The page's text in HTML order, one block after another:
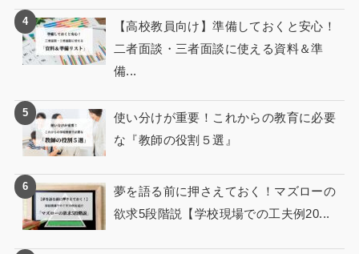
【高校教員向け】準備しておくと安心！
二者面談・三者面談に使える資料＆準
備...
使い分けが重要！これからの教育に必要
な『教師の役割５選』
夢を語る前に押さえておく！マズローの
欲求5段階説【学校現場での工夫例20...